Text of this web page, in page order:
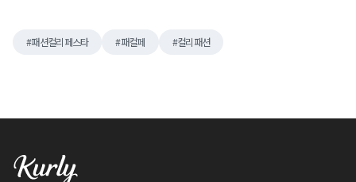
패션컬리페스타 패컬페 컬리패션